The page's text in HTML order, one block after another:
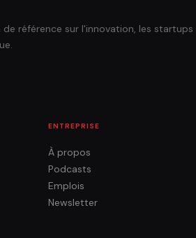
référence sur l'innovation, les startups
ENTREPRISE
À propos
Podcasts
Emplois
Newsletter